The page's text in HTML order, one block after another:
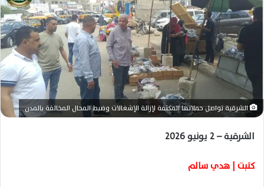
ر
ي
د
ا
إ
ل
ت
ر
و
ي
الشرقية تواصل حملاتها المكثفة لإزالة الإشغالات وضبط المحال المخالفة بالمدن
الشرقية – 2 يونيو 2026
كتبت | هدي سالم